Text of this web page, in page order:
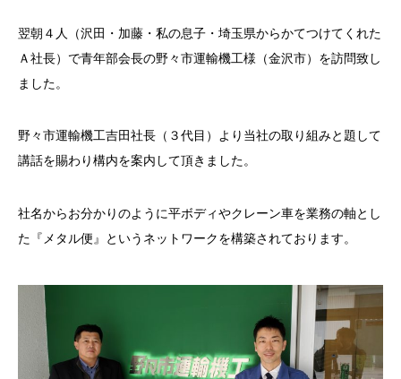
翌朝４人（沢田・加藤・私の息子・埼玉県からかてつけてくれた
Ａ社長）で青年部会長の野々市運輸機工様（金沢市）を訪問致し
ました。
野々市運輸機工吉田社長（３代目）より当社の取り組みと題して
講話を賜わり構内を案内して頂きました。
社名からお分かりのように平ボディやクレーン車を業務の軸とし
た『メタル便』というネットワークを構築されております。